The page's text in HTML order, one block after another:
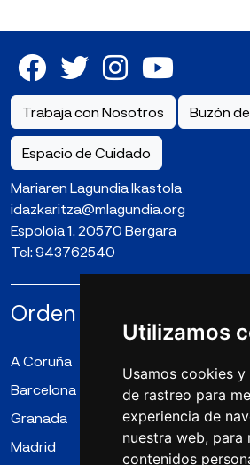
Utilizamos
Usamos cookies
de rastreo para
experiencia de
nuestra web, para
contenidos
Trabaja con Nosotros Buzón
Espacio de Cuidado
Mariaren Lagundia Ikastola
idazkaritza@mlagundia.org
Espoloia 1, 20570 Bergara
Tel:943762540
Orden la Compañía de
A Coruña
Barcelona
Bergara
Granada
Irún
Madrid
Mollet del Vallès